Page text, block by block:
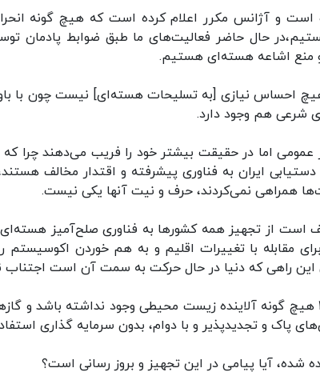
است و آژانس مکرر اعلام کرده است که هیچ گونه
حال حاضر فعالیت‌های ما طبق ضوابط پادمان
منع اشاعه هسته‌ای هستیم.
احساس نیازی [به تسلیحات هسته‌ای] نیست چون با
شرعی هم وجود دارد.
عمومی اما در حقیقت بیشتر خود را فریب می‌دهند چرا که
ایران به فناوری پیشرفته و اقتدار مخالف
همراهی نمی‌کردند، حرف و نیت آنها یکی نیست.
است از تجهیز همه کشورها به فناوری صلح‌آمیز
مقابله با تغییرات اقلیم و به هم خوردن اکوسیستم
این راهی که دنیا در حال حرکت به سمت آن است اجتناب
در کنوانسیون پاریس تصویب کردند که تا سال ۲۰۵۰ هیچ گونه آلاینده زیست محیطی وجود نداشته
پاک و تجدیدپذیر و با دوام، بدون سرمایه گذاری
شده، آیا پیامی در این تجهیز و بروز رسانی است؟